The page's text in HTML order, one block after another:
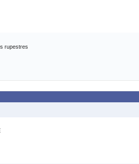
rupestres